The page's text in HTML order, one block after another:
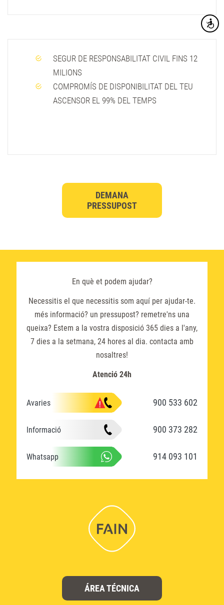
SEGUR DE RESPONSABILITAT CIVIL FINS 12
MILIONS
COMPROMÍS DE DISPONIBILITAT DEL TEU
ASCENSOR EL 99% DEL TEMPS
DEMANA
PRESSUPOST
En què et podem ajudar?
Necessitis el que necessitis som aquí per ajudar-te.
més informació? un pressupost? remetre'ns una
queixa? Estem a la vostra disposició 365 dies a l'any,
7 dies a la setmana, 24 hores al dia. contacta amb
nosaltres!
Atenció 24h
Avaries 900 533 602
Informació 900 373 282
Whatsapp 914 093 101
ÁREA TÉCNICA